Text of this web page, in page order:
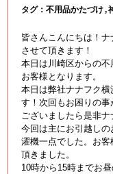
タグ： 不用品かたづけ
皆さんこんにちは！
させて頂きます！
本日は川崎区からの
お客様となります。
本日は弊社ナナフク
す！次回もお困りの事
ございましたら是非ナ
今回は主にお引越し
濯機一点でした。お
頂きました。
10時から15時までお